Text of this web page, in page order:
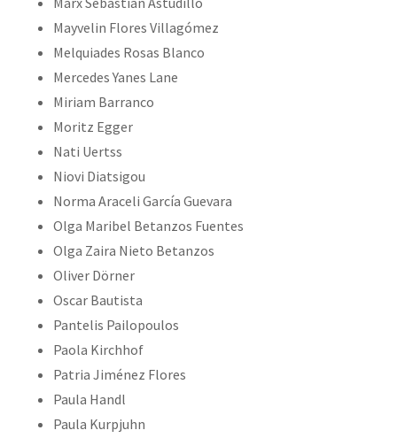
Mayvelin Flores Villagómez
Melquiades Rosas Blanco
Mercedes Yanes Lane
Miriam Barranco
Moritz Egger
Nati Uertss
Niovi Diatsigou
Norma Araceli García Guevara
Olga Maribel Betanzos Fuentes
Olga Zaira Nieto Betanzos
Oliver Dörner
Oscar Bautista
Pantelis Pailopoulos
Paola Kirchhof
Patria Jiménez Flores
Paula Handl
Paula Kurpjuhn